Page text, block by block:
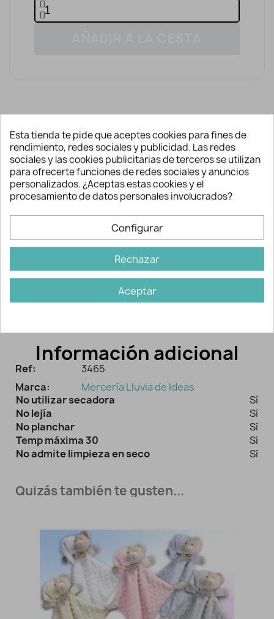
Descripción y detalles
Cojín infantil
Cojín infantildecorativo para la cuna,
minicuna o cochecito del bebé. Se puede
emplear también como cojín antivuelco.
Es un regalo perfecto para el recién
nacido, con su suave color y elegante
bordado.
Información adicional
Ref:
3465
Marca:
Mercería Lluvia de Ideas
No utilizar secadora
Sí
No lejía
Sí
No planchar
Sí
Temp máxima 30
Sí
No admite limpieza en seco
Sí
Quizás también te gusten...
Esta tienda te pide que aceptes cookies para fines de
rendimiento, redes sociales y publicidad. Las redes
sociales y las cookies publicitarias de terceros se utilizan
para ofrecerte funciones de redes sociales y anuncios
personalizados. ¿Aceptas estas cookies y el
procesamiento de datos personales involucrados?
Configurar
Rechazar
Aceptar